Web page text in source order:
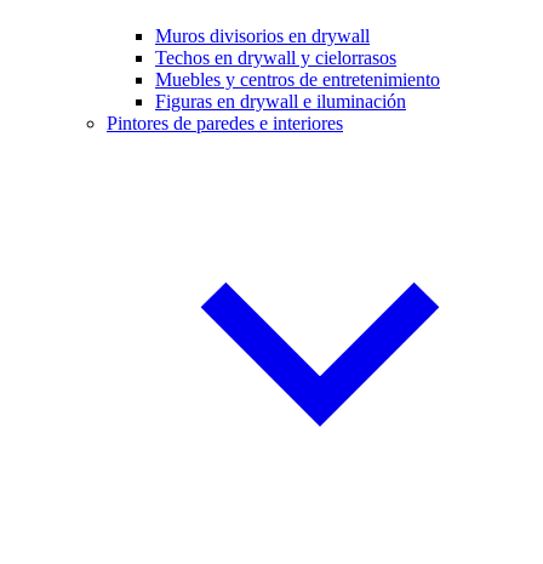
Muros divisorios en drywall
Techos en drywall y cielorrasos
Muebles y centros de entretenimiento
Figuras en drywall e iluminación
Pintores de paredes e interiores